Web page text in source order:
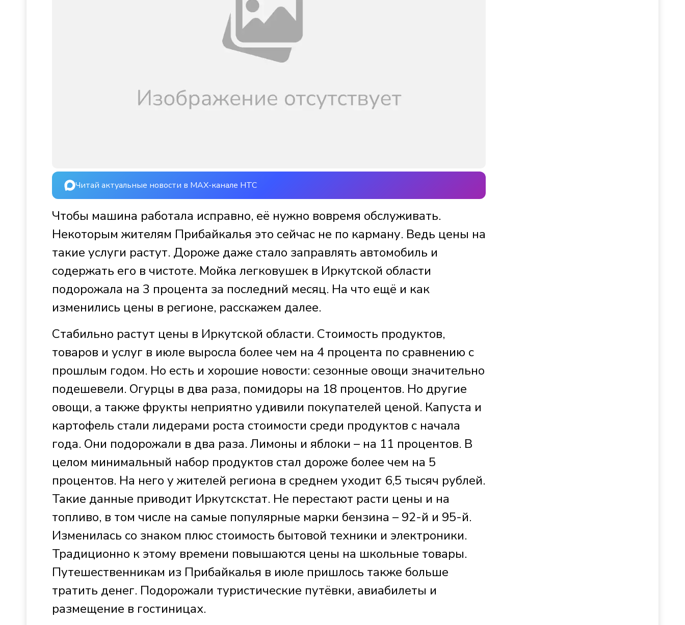
Читай актуальные новости в MAX-канале НТС
Чтобы машина работала исправно, её нужно вовремя обслуживать.
Некоторым жителям Прибайкалья это сейчас не по карману. Ведь цены на
такие услуги растут. Дороже даже стало заправлять автомобиль и
содержать его в чистоте. Мойка легковушек в Иркутской области
подорожала на 3 процента за последний месяц. На что ещё и как
изменились цены в регионе, расскажем далее.
Стабильно растут цены в Иркутской области. Стоимость продуктов,
товаров и услуг в июле выросла более чем на 4 процента по сравнению с
прошлым годом. Но есть и хорошие новости: сезонные овощи значительно
подешевели. Огурцы в два раза, помидоры на 18 процентов. Но другие
овощи, а также фрукты неприятно удивили покупателей ценой. Капуста и
картофель стали лидерами роста стоимости среди продуктов с начала
года. Они подорожали в два раза. Лимоны и яблоки – на 11 процентов. В
целом минимальный набор продуктов стал дороже более чем на 5
процентов. На него у жителей региона в среднем уходит 6,5 тысяч рублей.
Такие данные приводит Иркутскстат. Не перестают расти цены и на
топливо, в том числе на самые популярные марки бензина – 92-й и 95-й.
Изменилась со знаком плюс стоимость бытовой техники и электроники.
Традиционно к этому времени повышаются цены на школьные товары.
Путешественникам из Прибайкалья в июле пришлось также больше
тратить денег. Подорожали туристические путёвки, авиабилеты и
размещение в гостиницах.